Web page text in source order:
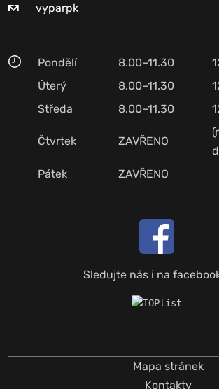
vyparpk
Pondělí 8.00–11.30
Úterý
8.00–11.30
Středa
8.00–11.30
Čtvrtek ZAVŘENO
Pátek
ZAVŘENO
Sledujte nás i na
Mapa stránek
Kontakty